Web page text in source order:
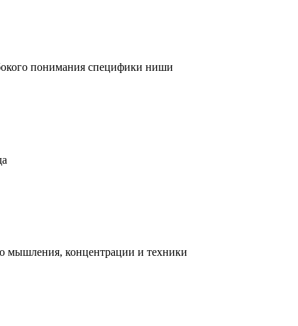
понимания специфики ниши
мышления, концентрации и техники